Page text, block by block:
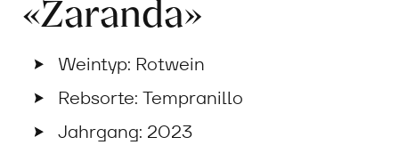
«Zaranda»
Weintyp: Rotwein
Rebsorte: Tempranillo
Jahrgang: 2023